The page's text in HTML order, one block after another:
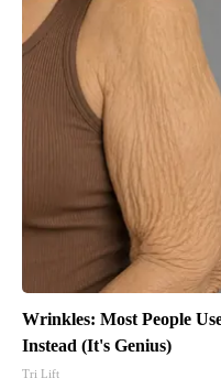
Wrinkles: Most People
Instead (It's Genius)
Tri Lift